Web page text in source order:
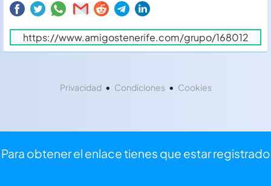
Para obtener el enlace tienes que estar registrado
Privacidad• Condiciones• Cookies